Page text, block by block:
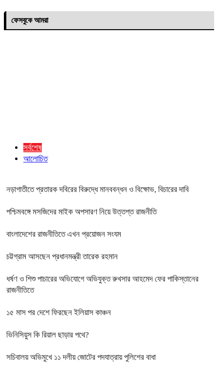
ফেসবুকে আমরা
সর্বশেষ
আলোচিত
নড়াগাতীতে প্রতারক দবিরের বিরুদ্ধে মানববন্ধন ও বিক্ষোভ, বিচারের দাবি
পশ্চিমবঙ্গে মসজিদের মাইক অপসারণ নিয়ে উত্তপ্ত রাজনীতি
বাংলাদেশের রাজনীতিতে এখন প্রয়োজন সংযম
চট্টগ্রাম আসছেন প্রধানমন্ত্রী তারেক রহমান
ধর্ষণ ও শিশু পাচারের অভিযোগে অভিযুক্ত রুখসার আহমেদ ফের পাকিস্তানের
রাজনীতিতে
১৫ মাস পর দেশে ফিরছেন ইলিয়াস কাঞ্চন
ভিনিসিয়ুস কি রিয়াল ছাড়ার পথে?
সচিবালয় অভিমুখে ১১ দলীয় জোটের পদযাত্রায় পুলিশের বাধা